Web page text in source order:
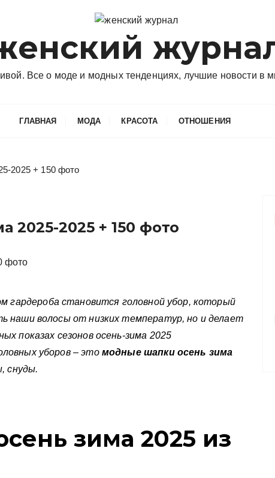
Все о моде и модных тенденциях, лучшие новости в
ГЛАВНАЯ МОДА КРАСОТА ОТНОШЕНИЯ
2025 + 150 фото
2025 + 150 фото
гардероба становится головной убор, который
наши волосы от низких температур, но и делает
показах сезонов осень-зима 2025
уборов – это модные шапки осень зима
снуды.
зима 2025 из